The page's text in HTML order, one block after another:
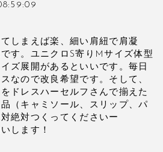
しまえば楽、細い肩紐で肩凝
す。ユニクロS寄りMサイズ体型
ズ展開があるといいです。毎日
なので改良希望です。そして、
ドレスハーセルフさんで揃えた
（キャミソール、スリップ、パ
絶対つくってくださいー
します！